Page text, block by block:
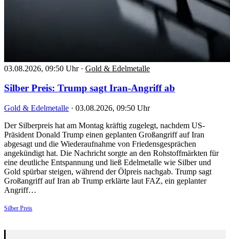
03.08.2026, 09:50 Uhr · Gold & Edelmetalle
Silber Preis: Trump sagt Iran-Angriff ab
Gold & Edelmetalle · 03.08.2026, 09:50 Uhr
Der Silberpreis hat am Montag kräftig zugelegt, nachdem US-
Präsident Donald Trump einen geplanten Großangriff auf Iran
abgesagt und die Wiederaufnahme von Friedensgesprächen
angekündigt hat. Die Nachricht sorgte an den Rohstoffmärkten für
eine deutliche Entspannung und ließ Edelmetalle wie Silber und
Gold spürbar steigen, während der Ölpreis nachgab. Trump sagt
Großangriff auf Iran ab Trump erklärte laut FAZ, ein geplanter
Angriff…
Silber Preis